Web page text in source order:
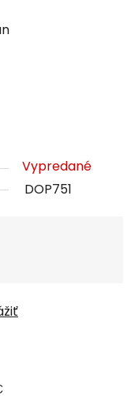
Vypredané
DOP751